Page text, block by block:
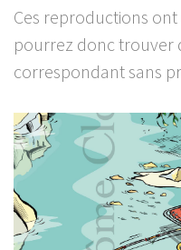
Ces reproductions
pourrez donc trouver
correspondant sans